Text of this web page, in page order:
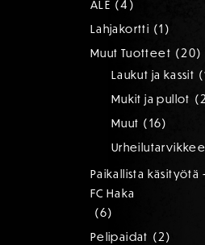
ALE 4 4
tuotetta
Lahjakortti 1 1
tuote
Muut Tuotteet 2020
Laukut ja kassit
Mukit ja pullot
Muut 1616
Paikallista käsityötä
FC Haka
66
tuotetta
Pelipaidat 22